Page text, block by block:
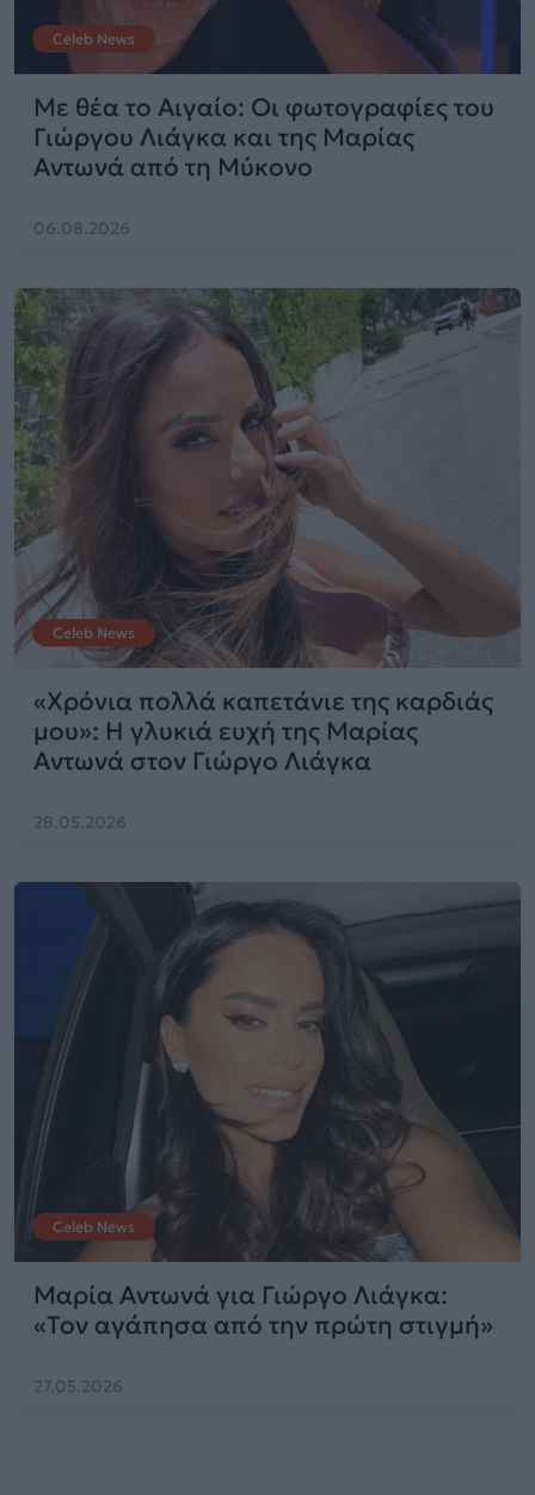
Celeb News
Με θέα το Αιγαίο: Οι φωτογραφίες του
Γιώργου Λιάγκα και της Μαρίας
Αντωνά από τη Μύκονο
06.08.2026
Celeb News
«Χρόνια πολλά καπετάνιε της καρδιάς
μου»: Η γλυκιά ευχή της Μαρίας
Αντωνά στον Γιώργο Λιάγκα
28.05.2026
Celeb News
Μαρία Αντωνά για Γιώργο Λιάγκα:
«Τον αγάπησα από την πρώτη στιγμή»
27.05.2026